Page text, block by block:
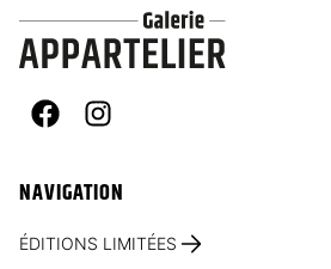
FacebookInstagram
NAVIGATION
ÉDITIONS LIMITÉES